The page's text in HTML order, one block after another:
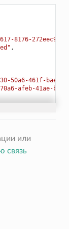
8176-
,
50a6-461f-baea-
afeb-41ae-
found",
или
связь